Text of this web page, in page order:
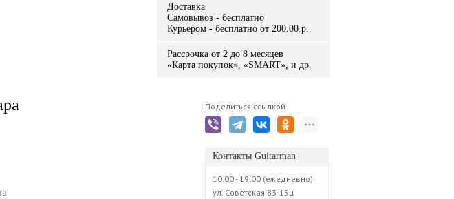
Доставка
Самовывоз - бесплатно
Курьером - бесплатно от 200.00 р.
Рассрочка от 2 до 8 месяцев
«Карта покупок», «SMART», и др.
Поделиться ссылкой
Контакты Guitarman
10:00 - 19:00 (ежедневно)
ул. Советская 83-15ц